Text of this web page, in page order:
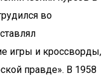
во
игры и кроссворды,
правде». В 1958